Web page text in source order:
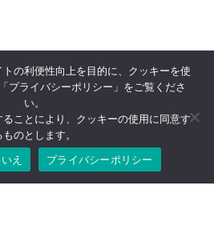
会社TS東京
〒105‒0004
の利便性向上を目的に、クッキーを使
プライバシーポリシー」をご覧くださ
い。
ことにより、クッキーの使用に同意す
ものとします。
え プライバシーポリシー